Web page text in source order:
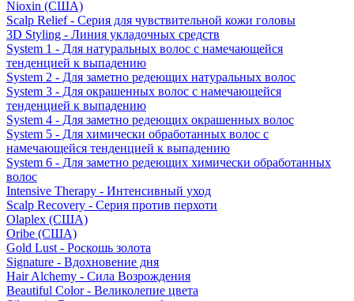
Nioxin (США)
Scalp Relief - Серия для чувствительной кожи головы
3D Styling - Линия укладочных средств
System 1 - Для натуральных волос с намечающейся
тенденцией к выпадению
System 2 - Для заметно редеющих натуральных волос
System 3 - Для окрашенных волос с намечающейся
тенденцией к выпадению
System 4 - Для заметно редеющих окрашенных волос
System 5 - Для химически обработанных волос с
намечающейся тенденцией к выпадению
System 6 - Для заметно редеющих химически обработанных
волос
Intensive Therapy - Интенсивный уход
Scalp Recovery - Серия против перхоти
Olaplex (США)
Oribe (США)
Gold Lust - Роскошь золота
Signature - Вдохновение дня
Hair Alchemy - Сила Возрождения
Beautiful Color - Великолепие цвета